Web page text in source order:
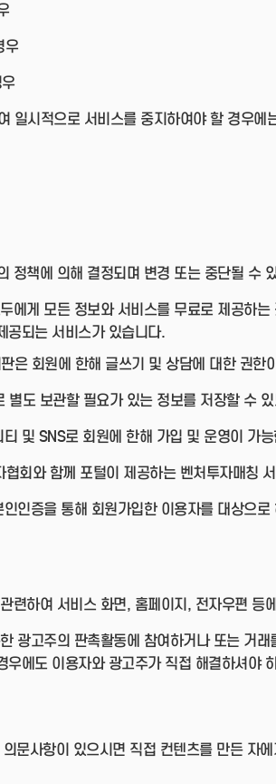
우
일시적으로 서비스를 중지하여야 할 경우
정책에 의해 결정되며 변경 또는 중단될 수
에게 모든 정보와 서비스를 무료로 제공하
공되는 서비스가 있습니다.
은 회원에 한해 글쓰기 및 상담에 대한 권한
도 보관할 필요가 있는 정보를 저장할 수
및 SNS로 회원에 한해 가입 및 운영이 가
회와 함께 포털이 제공하는 벤처투자매칭
인증을 통해 회원가입한 이용자를 대상으로
련하여 서비스 화면, 홈페이지, 전자우편 등
광고주의 판촉활동에 참여하거나 또는 거
에도 이용자와 광고주가 직접 해결하셔야
문사항이 있으시면 직접 컨텐츠를 만든 자